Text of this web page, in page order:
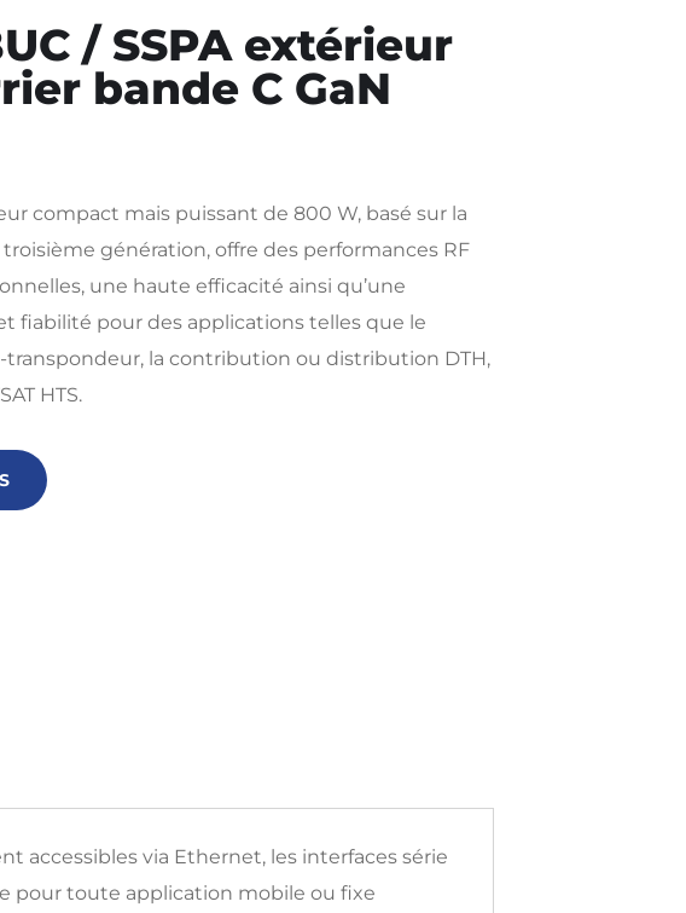
/ SSPA extérieur
bande C GaN
compact mais puissant de 800 W, basé sur la
génération, offre des performances RF
une haute efficacité ainsi qu’une
fiabilité pour des applications telles que le
la contribution ou distribution DTH,
HTS.
accessibles via Ethernet, les interfaces série
pour toute application mobile ou fixe